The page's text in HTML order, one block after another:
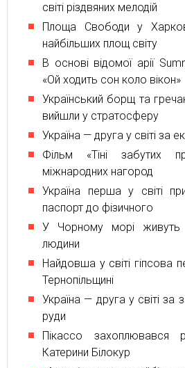
світі різдвяних мелодій
Площа Свободи у
найбільших площ світу
В основі відомої арії
«Ой ходить сон коло вікон»
Український борщ та
вийшли у стратосферу
Україна — друга у світі за
Фільм «Тіні забутих
міжнародних нагород
Україна перша у світі
паспорт до фізичного
У Чорному морі живуть
людини
Найдовша у світі гіпсова
Тернопільщині
Україна — друга у світі за
руди
Пікассо захоплювався
Катерини Білокур